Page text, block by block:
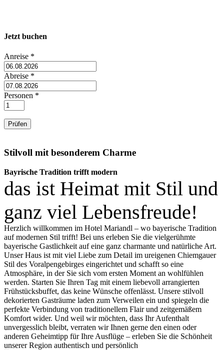
Jetzt buchen
Anreise *
Abreise *
Personen *
Prüfen
Stilvoll mit besonderem Charme
Bayrische Tradition trifft modern
das ist Heimat mit Stil und
ganz viel Lebensfreude!
Herzlich willkommen im Hotel Mariandl – wo bayerische Tradition
auf modernen Stil trifft! Bei uns erleben Sie die vielgerühmte
bayerische Gastlichkeit auf eine ganz charmante und natürliche Art.
Unser Haus ist mit viel Liebe zum Detail im ureigenen Chiemgauer
Stil des Voralpengebirges eingerichtet und schafft so eine
Atmosphäre, in der Sie sich vom ersten Moment an wohlfühlen
werden. Starten Sie Ihren Tag mit einem liebevoll arrangierten
Frühstücksbuffet, das keine Wünsche offenlässt. Unsere stilvoll
dekorierten Gasträume laden zum Verweilen ein und spiegeln die
perfekte Verbindung von traditionellem Flair und zeitgemäßem
Komfort wider. Und weil wir möchten, dass Ihr Aufenthalt
unvergesslich bleibt, verraten wir Ihnen gerne den einen oder
anderen Geheimtipp für Ihre Ausflüge – erleben Sie die Schönheit
unserer Region authentisch und persönlich